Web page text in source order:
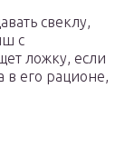
свеклу,
с
ложку, если
в его рационе,